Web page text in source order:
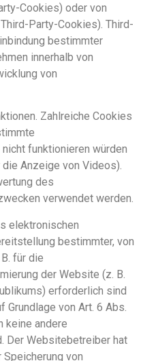
Cookies) oder von
Party-Cookies). Third-
bestimmter
innerhalb von
von
Zahlreiche Cookies
funktionieren würden
Anzeige von Videos).
des
verwendet werden.
elektronischen
bestimmter, von
für die
der Website (z. B.
erforderlich sind
von Art. 6 Abs.
keine andere
Der Websitebetreiber hat
von